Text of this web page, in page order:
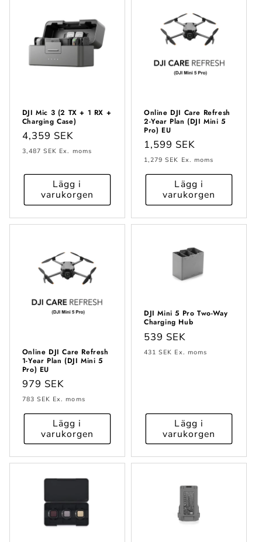
DJI Mic 3 (2 TX + 1 RX +
Charging Case)
Ordinarie
pris
4,359 SEK
3,487 SEK Ex. moms
Lägg i
varukorgen
Online DJI Care Refresh
2-Year Plan (DJI Mini 5
Pro) EU
Ordinarie
pris
1,599 SEK
1,279 SEK Ex. moms
Lägg i
varukorgen
Online DJI Care Refresh
1-Year Plan (DJI Mini 5
Pro) EU
Ordinarie
pris
979 SEK
783 SEK Ex. moms
Lägg i
varukorgen
DJI Mini 5 Pro Two-Way
Charging Hub
Ordinarie
pris
539 SEK
431 SEK Ex. moms
Lägg i
varukorgen